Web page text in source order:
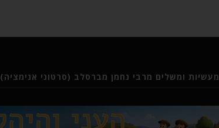
מעשיות ומשלים מרבי נחמן מברסלב (סרטוני אנימציה)